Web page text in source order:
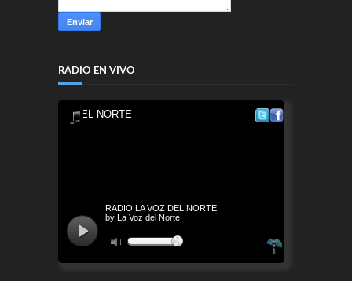
RADIO EN VIVO